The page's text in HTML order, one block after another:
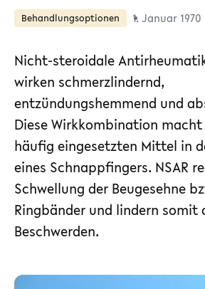
Behandlungsoptionen 1. Januar 1970
Nicht-steroidale
wirken schmerzlindernd,
entzündungshemmend und
Diese Wirkkombination macht
häufig eingesetzten Mittel in
eines Schnappfingers. NSAR
Schwellung der Beugesehne
Ringbänder und lindern somit
Beschwerden.